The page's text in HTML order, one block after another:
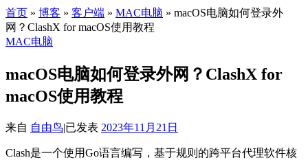
首页 » 博客 » 客户端 » MAC电脑 » macOS电脑如何登录外
网？ClashX for macOS使用教程
MAC电脑
macOS电脑如何登录外网？ClashX for
macOS使用教程
来自 自由鸟|已发表 2023年11月21日
Clash是一个使用Go语言编写，基于规则的跨平台代理软件核